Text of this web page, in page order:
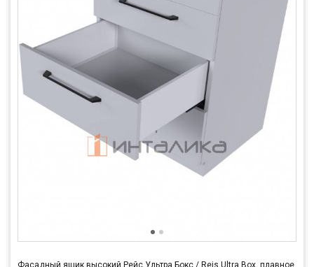
Фасадный ящик высокий Рейс Ультра Бокс / Rejs Ultra Box, плавное